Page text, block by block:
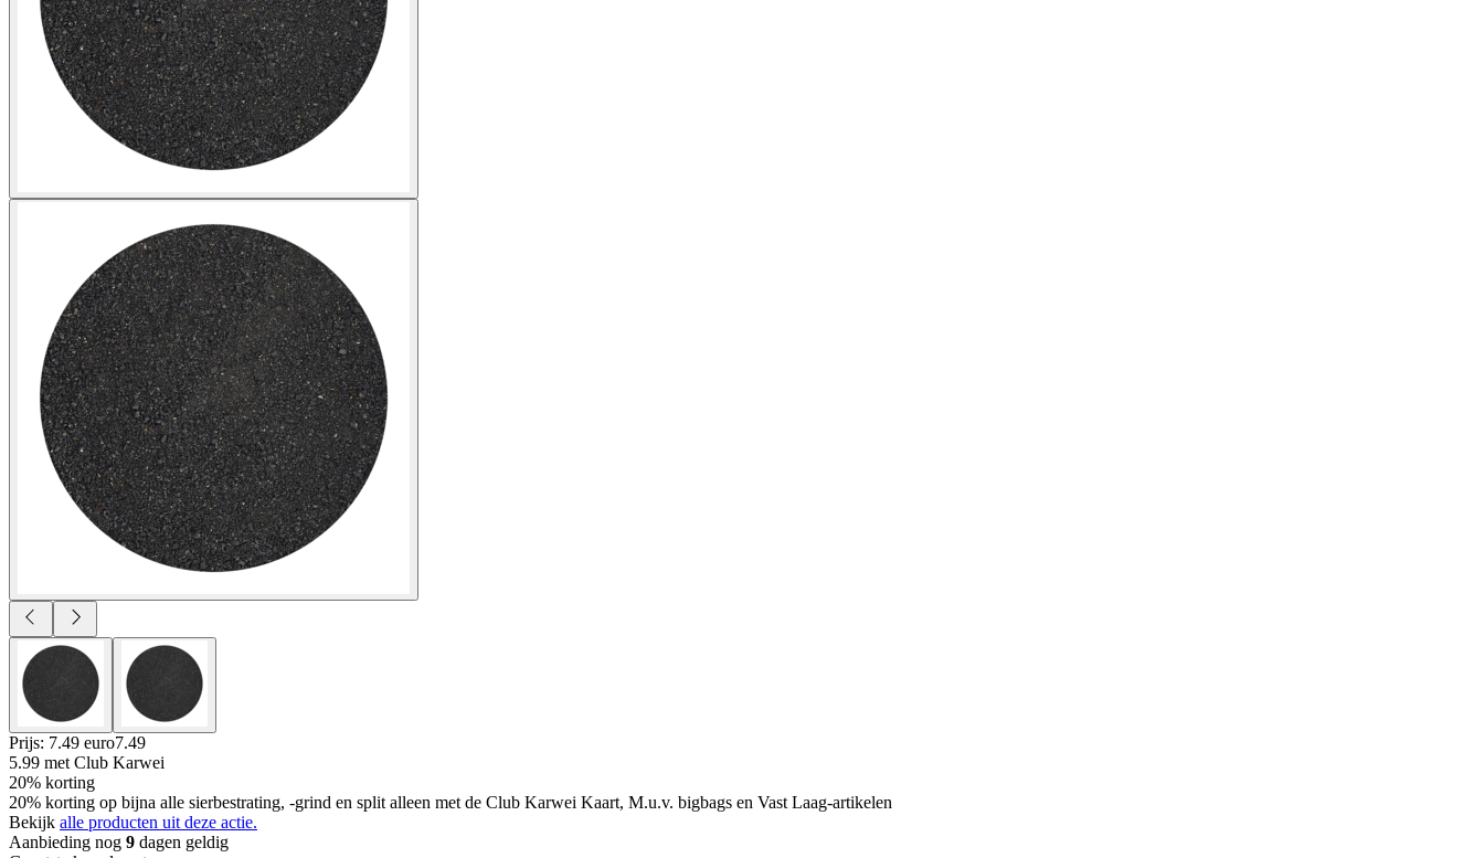
Prijs: 7.49 euro7.49
5.99 met Club Karwei
20% korting
20% korting op bijna alle sierbestrating, -grind en split alleen met de Club Karwei Kaart, M.u.v. bigbags en Vast Laag-artikelen
Bekijk alle producten uit deze actie.
Aanbieding nog 9 dagen geldig